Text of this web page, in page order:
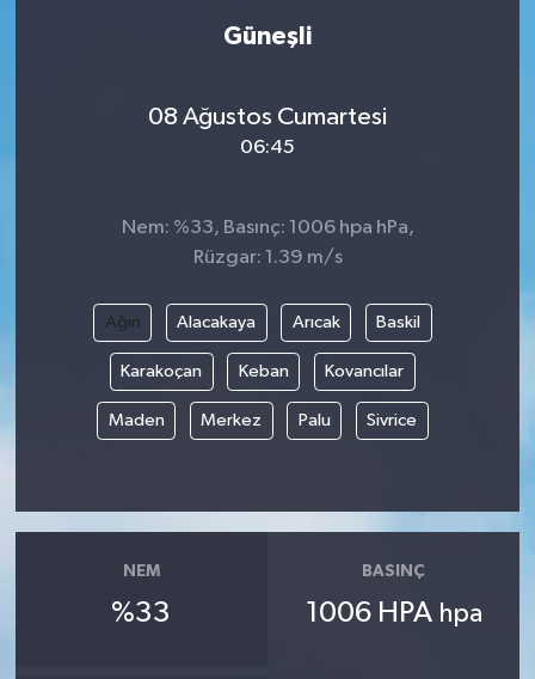
Güneşli
08 Ağustos Cumartesi
06:45
Nem: %33, Basınç: 1006 hpa hPa,
Rüzgar: 1.39 m/s
Ağın Alacakaya Arıcak Baskil
Karakoçan Keban Kovancılar
Maden Merkez Palu Sivrice
NEM
%33
BASINÇ
1006 HPA hpa